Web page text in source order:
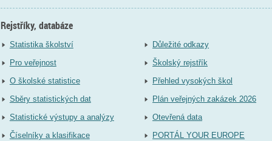
Rejstříky, databáze
Statistika školství
Pro veřejnost
O školské statistice
Sběry statistických dat
Statistické výstupy a analýzy
Číselníky a klasifikace
Důležité odkazy
Školský rejstřík
Přehled vysokých škol
Plán veřejných zakázek 2026
Otevřená data
PORTÁL YOUR EUROPE